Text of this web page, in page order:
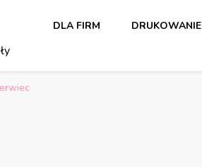
DLA FIRM DRUKOWANIE